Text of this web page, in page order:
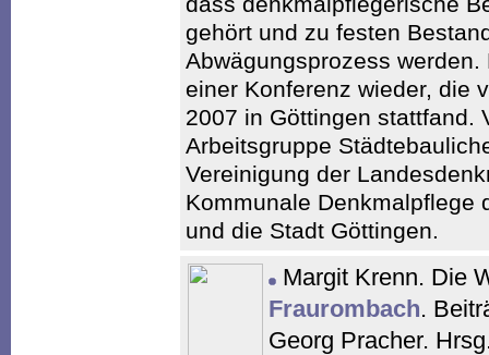
gehört und zu festen
Abwägungsprozess
einer Konferenz wieder, die
2007 in Göttingen stattfand.
Arbeitsgruppe
Vereinigung der
Kommunale Denkmalpflege
und die Stadt Göttingen.
Margit Krenn. Die
Fraurombach.
Georg Pracher.